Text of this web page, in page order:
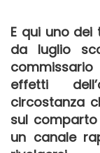
E qui uno dei
da luglio
effetti
circostanza
sul
un canale